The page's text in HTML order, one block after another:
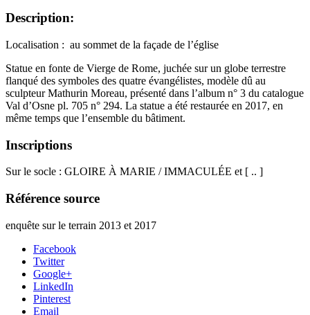
Description:
Localisation : au sommet de la façade de l’église
Statue en fonte de Vierge de Rome, juchée sur un globe terrestre
flanqué des symboles des quatre évangélistes, modèle dû au
sculpteur Mathurin Moreau, présenté dans l’album n° 3 du catalogue
Val d’Osne pl. 705 n° 294. La statue a été restaurée en 2017, en
même temps que l’ensemble du bâtiment.
Inscriptions
Sur le socle : GLOIRE À MARIE / IMMACULÉE et [ .. ]
Référence source
enquête sur le terrain 2013 et 2017
Facebook
Twitter
Google+
LinkedIn
Pinterest
Email